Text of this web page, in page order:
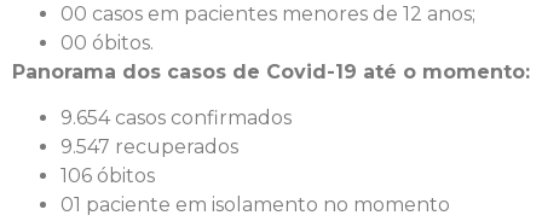
00 casos em pacientes menores de 12 anos;
00 óbitos.
Panorama dos casos de Covid-19 até o momento:
9.654 casos confirmados
9.547 recuperados
106 óbitos
01 paciente em isolamento no momento